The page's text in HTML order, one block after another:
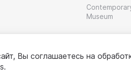
Museum
Вы соглашаетесь на